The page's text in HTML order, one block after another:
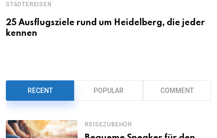
STÄDTEREISEN
25 Ausflugsziele rund um Heidelberg, die jeder
kennen
RECENT POPULAR COMMENT
REISEZUBEHÖR